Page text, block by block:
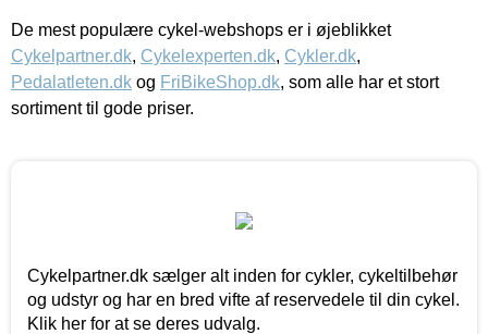
De mest populære cykel-webshops er i øjeblikket
Cykelpartner.dk, Cykelexperten.dk, Cykler.dk,
Pedalatleten.dk og FriBikeShop.dk, som alle har et stort
sortiment til gode priser.
Cykelpartner.dk sælger alt inden for cykler, cykeltilbehør
og udstyr og har en bred vifte af reservedele til din cykel.
Klik her for at se deres udvalg.